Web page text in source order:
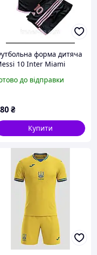
форма дитяча
10 Inter Miami
до відправки
₴
Купити